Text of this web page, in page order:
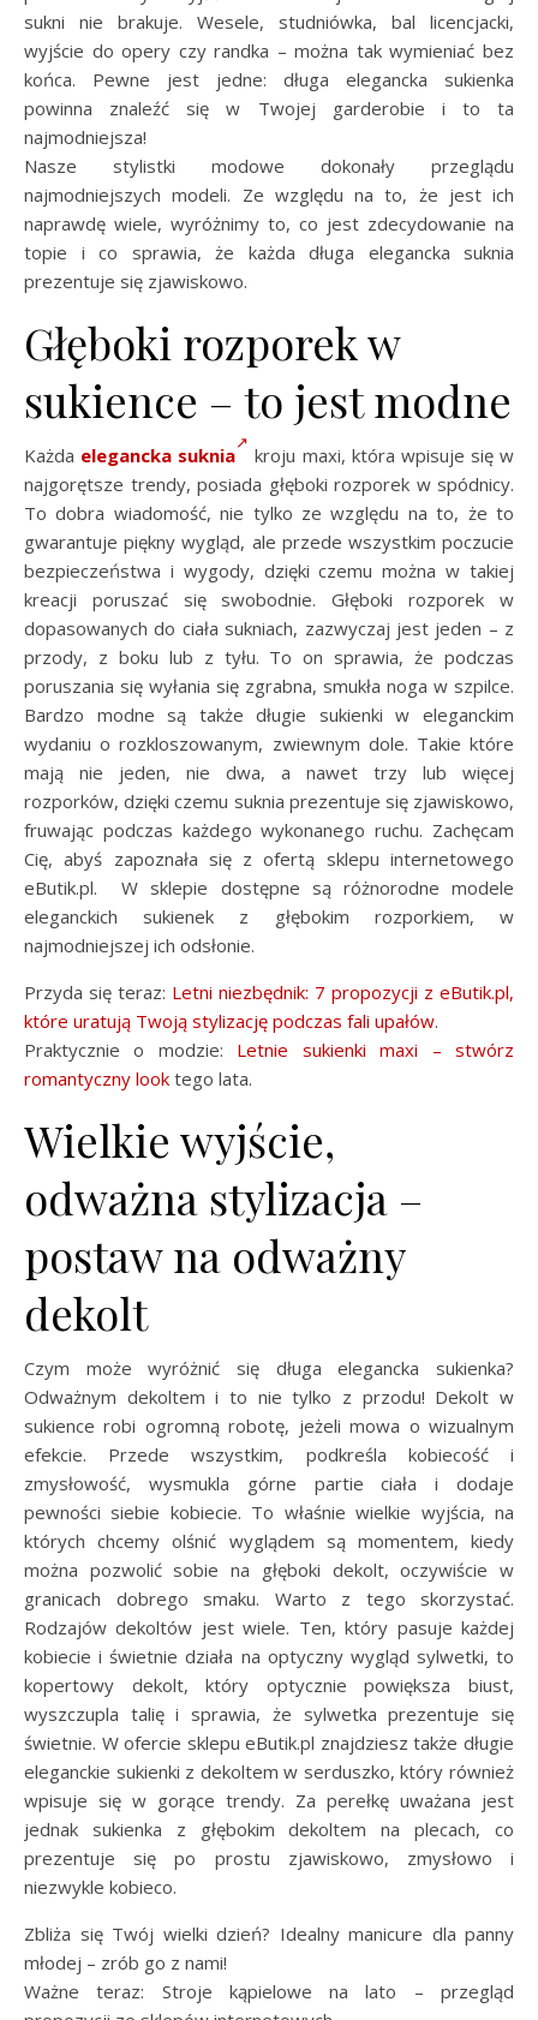
sukni nie brakuje. Wesele, studniówka, bal licencjacki,
wyjście do opery czy randka – można tak wymieniać bez
końca. Pewne jest jedne: długa elegancka sukienka
powinna znaleźć się w Twojej garderobie i to ta
najmodniejsza!
Nasze stylistki modowe dokonały przeglądu
najmodniejszych modeli. Ze względu na to, że jest ich
naprawdę wiele, wyróżnimy to, co jest zdecydowanie na
topie i co sprawia, że każda długa elegancka suknia
prezentuje się zjawiskowo.
Głęboki rozporek w
sukience – to jest modne
Każda elegancka suknia
kroju maxi, która wpisuje się w
najgorętsze trendy, posiada głęboki rozporek w spódnicy.
To dobra wiadomość, nie tylko ze względu na to, że to
gwarantuje piękny wygląd, ale przede wszystkim poczucie
bezpieczeństwa i wygody, dzięki czemu można w takiej
kreacji poruszać się swobodnie. Głęboki rozporek w
dopasowanych do ciała sukniach, zazwyczaj jest jeden – z
przody, z boku lub z tyłu. To on sprawia, że podczas
poruszania się wyłania się zgrabna, smukła noga w szpilce.
Bardzo modne są także długie sukienki w eleganckim
wydaniu o rozkloszowanym, zwiewnym dole. Takie które
mają nie jeden, nie dwa, a nawet trzy lub więcej
rozporków, dzięki czemu suknia prezentuje się zjawiskowo,
fruwając podczas każdego wykonanego ruchu. Zachęcam
Cię, abyś zapoznała się z ofertą sklepu internetowego
eButik.pl. W sklepie dostępne są różnorodne modele
eleganckich sukienek z głębokim rozporkiem, w
najmodniejszej ich odsłonie.
Przyda się teraz: Letni niezbędnik: 7 propozycji z eButik.pl,
które uratują Twoją stylizację podczas fali upałów.
Praktycznie o modzie: Letnie sukienki maxi – stwórz
romantyczny look tego lata.
Wielkie wyjście,
odważna stylizacja –
postaw na odważny
dekolt
Czym może wyróżnić się długa elegancka sukienka?
Odważnym dekoltem i to nie tylko z przodu! Dekolt w
sukience robi ogromną robotę, jeżeli mowa o wizualnym
efekcie. Przede wszystkim, podkreśla kobiecość i
zmysłowość, wysmukla górne partie ciała i dodaje
pewności siebie kobiecie. To właśnie wielkie wyjścia, na
których chcemy olśnić wyglądem są momentem, kiedy
można pozwolić sobie na głęboki dekolt, oczywiście w
granicach dobrego smaku. Warto z tego skorzystać.
Rodzajów dekoltów jest wiele. Ten, który pasuje każdej
kobiecie i świetnie działa na optyczny wygląd sylwetki, to
kopertowy dekolt, który optycznie powiększa biust,
wyszczupla talię i sprawia, że sylwetka prezentuje się
świetnie. W ofercie sklepu eButik.pl znajdziesz także długie
eleganckie sukienki z dekoltem w serduszko, który również
wpisuje się w gorące trendy. Za perełkę uważana jest
jednak sukienka z głębokim dekoltem na plecach, co
prezentuje się po prostu zjawiskowo, zmysłowo i
niezwykle kobieco.
Zbliża się Twój wielki dzień? Idealny manicure dla panny
młodej – zrób go z nami!
Ważne teraz: Stroje kąpielowe na lato – przegląd